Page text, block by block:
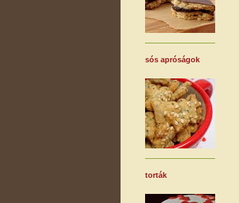
sós apróságok
torták